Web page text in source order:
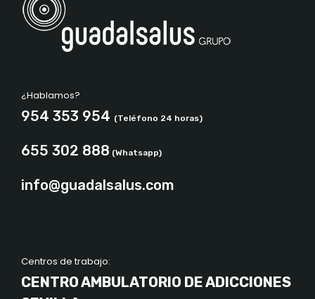
¿Hablamos?
954 353 954 (Teléfono 24 horas)
655 302 888 (Whatsapp)
info@guadalsalus.com
Centros de trabajo:
CENTRO AMBULATORIO DE ADICCIONES